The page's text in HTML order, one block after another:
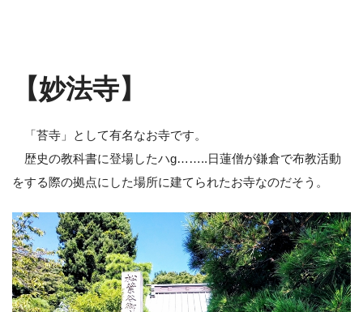
【妙法寺】
「苔寺」として有名なお寺です。
歴史の教科書に登場したハg……..日蓮僧が鎌倉で布教活動
をする際の拠点にした場所に建てられたお寺なのだそう。